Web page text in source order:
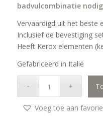
badvulcombinatie
Vervaardigd uit het beste
Inclusief de bevestiging
Heeft Kerox elementen
Gefabriceerd in Italië
Voeg toe aan